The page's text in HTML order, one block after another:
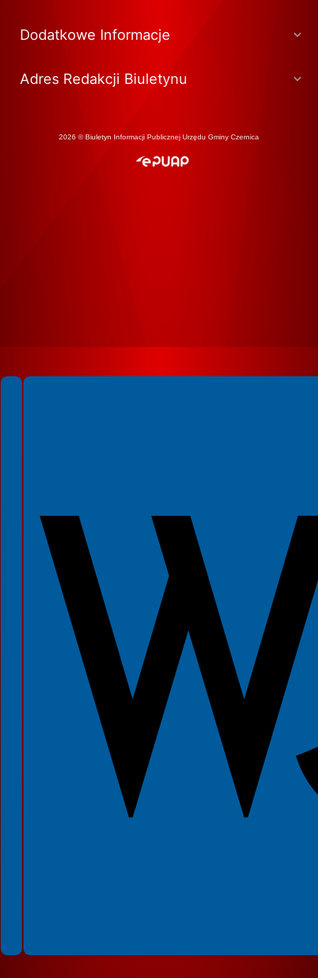
Dodatkowe Informacje
Adres Redakcji Biuletynu
2026 © Biuletyn Informacji Publicznej Urzędu Gminy Czernica
Spełniamy standardy WCAG 2.2
Spełniamy standardy W3C